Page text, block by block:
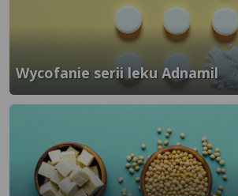
}" />
Wycofanie serii leku Adnamil